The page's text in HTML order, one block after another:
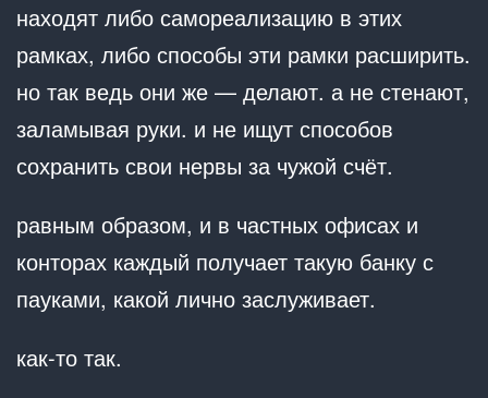
находят либо самореализацию в этих
рамках, либо способы эти рамки расширить.
но так ведь они же — делают. а не стенают,
заламывая руки. и не ищут способов
сохранить свои нервы за чужой счёт.
равным образом, и в частных офисах и
конторах каждый получает такую банку с
пауками, какой лично заслуживает.
как-то так.